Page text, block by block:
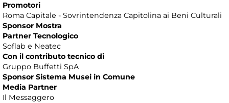
Promotori
Roma Capitale - Sovrintendenza Capitolina ai Beni Culturali
Sponsor Mostra
Partner Tecnologico
Soflab e Neatec
Con il contributo tecnico di
Gruppo Buffetti SpA
Sponsor Sistema Musei in Comune
Media Partner
Il Messaggero